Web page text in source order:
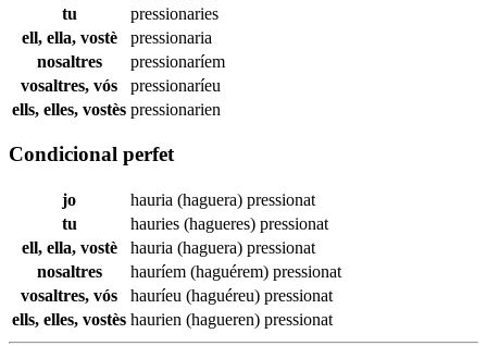
tu
pressionaries
ell, ella, vostè
pressionaria
nosaltres
pressionaríem
vosaltres, vós
pressionaríeu
ells, elles, vostès pressionarien
Condicional perfet
jo hauria (haguera) pressionat
tu
hauries (hagueres) pressionat
ell, ella, vostè
hauria (haguera) pressionat
nosaltres
hauríem (haguérem) pressionat
vosaltres, vós
hauríeu (haguéreu) pressionat
ells, elles, vostès haurien (hagueren) pressionat